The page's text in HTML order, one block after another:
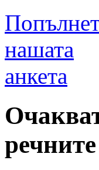
нашата
анкета